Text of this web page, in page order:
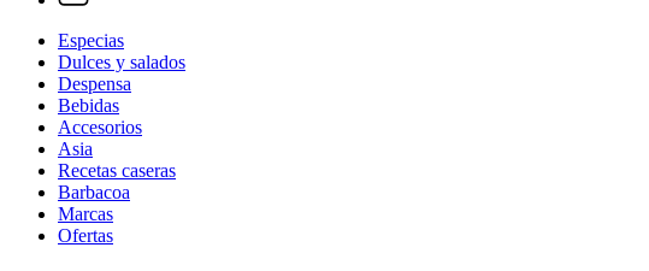
Especias
Dulces y salados
Despensa
Bebidas
Accesorios
Asia
Recetas caseras
Barbacoa
Marcas
Ofertas